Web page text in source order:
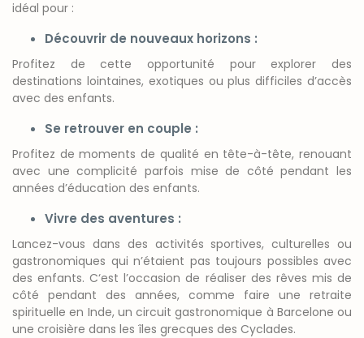
idéal pour :
Découvrir de nouveaux horizons :
Profitez de cette opportunité pour explorer des
destinations lointaines, exotiques ou plus difficiles d’accès
avec des enfants.
Se retrouver en couple :
Profitez de moments de qualité en tête-à-tête, renouant
avec une complicité parfois mise de côté pendant les
années d’éducation des enfants.
Vivre des aventures :
Lancez-vous dans des activités sportives, culturelles ou
gastronomiques qui n’étaient pas toujours possibles avec
des enfants. C‘est l’occasion de réaliser des rêves mis de
côté pendant des années, comme faire une retraite
spirituelle en Inde, un circuit gastronomique à Barcelone ou
une croisière dans les îles grecques des Cyclades.